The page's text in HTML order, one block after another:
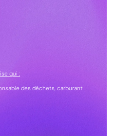
qui :
des déchets, carburant